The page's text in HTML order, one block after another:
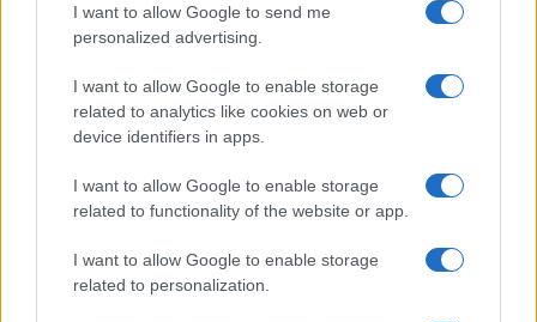
I want to allow Google to send me
personalized advertising.
I want to allow Google to enable storage
related to analytics like cookies on web or
device identifiers in apps.
I want to allow Google to enable storage
related to functionality of the website or app.
I want to allow Google to enable storage
related to personalization.
Cristian Castiglioni · 7 Ago 2026